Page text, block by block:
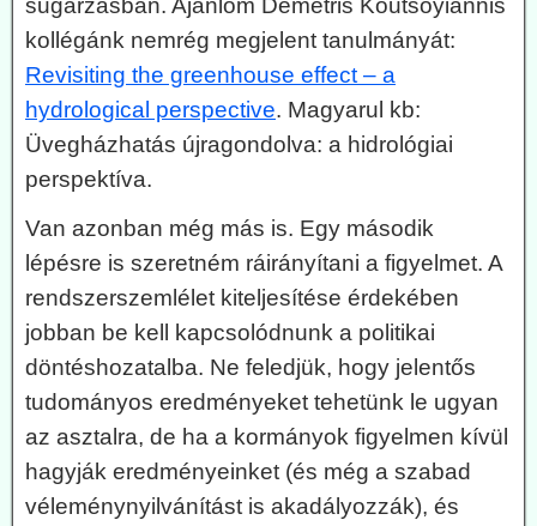
sugárzásban. Ajánlom Demetris Koutsoyiannis
kollégánk nemrég megjelent tanulmányát:
Revisiting the greenhouse effect – a
hydrological perspective. Magyarul kb:
Üvegházhatás újragondolva: a hidrológiai
perspektíva.
Van azonban még más is. Egy második
lépésre is szeretném ráirányítani a figyelmet. A
rendszerszemlélet kiteljesítése érdekében
jobban be kell kapcsolódnunk a politikai
döntéshozatalba. Ne feledjük, hogy jelentős
tudományos eredményeket tehetünk le ugyan
az asztalra, de ha a kormányok figyelmen kívül
hagyják eredményeinket (és még a szabad
véleménynyilvánítást is akadályozzák), és